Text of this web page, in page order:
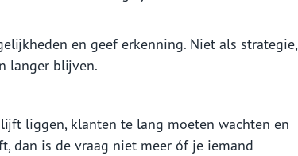
en geef erkenning. Niet als strategie,
langer blijven.
liggen, klanten te lang moeten wachten en
dan is de vraag niet meer óf je iemand